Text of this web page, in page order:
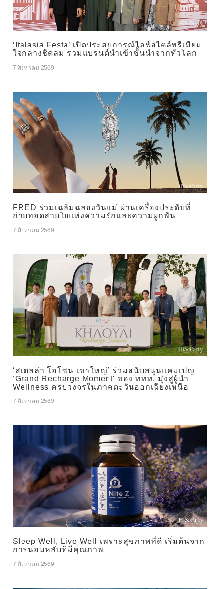
‘Italasia Festa’ เปิดประสบการณ์ไลฟ์สไตล์พรีเมียม
ใจกลางชิดลม รวมแบรนด์นำเข้าชั้นนำจากทั่วโลก
7 สิงหาคม 2569
FRED ร่วมเฉลิมฉลองวันแม่ ผ่านเครื่องประดับที่
ถ่ายทอดสายใยแห่งความรักและความผูกพัน
7 สิงหาคม 2569
‘สเตลล่า โอโซน เขาใหญ่’ ร่วมสนับสนุนแคมเปญ
‘Grand Recharge Moment’ ของ ททท. มุ่งสู่ผู้นำ
Wellness ครบวงจรในภาคตะวันออกเฉียงเหนือ
7 สิงหาคม 2569
Sleep Well, Live Well เพราะสุขภาพที่ดี เริ่มต้นจาก
การนอนหลับที่มีคุณภาพ
7 สิงหาคม 2569